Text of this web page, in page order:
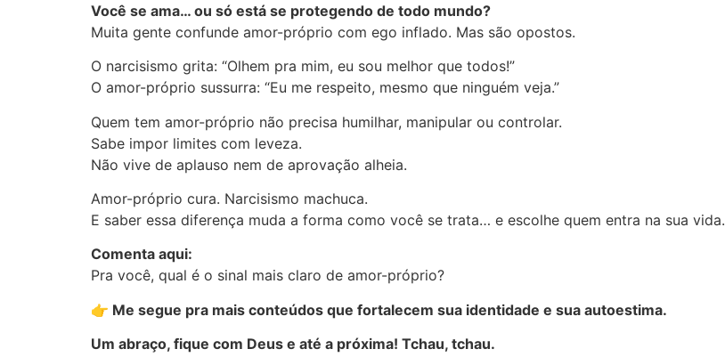
Você se ama… ou só está se protegendo de todo mundo?
Muita gente confunde amor-próprio com ego inflado. Mas são opostos.
O narcisismo grita: “Olhem pra mim, eu sou melhor que todos!”
O amor-próprio sussurra: “Eu me respeito, mesmo que ninguém veja.”
Quem tem amor-próprio não precisa humilhar, manipular ou controlar.
Sabe impor limites com leveza.
Não vive de aplauso nem de aprovação alheia.
Amor-próprio cura. Narcisismo machuca.
E saber essa diferença muda a forma como você se trata… e escolhe quem entra na sua vida.
Comenta aqui:
Pra você, qual é o sinal mais claro de amor-próprio?
👉 Me segue pra mais conteúdos que fortalecem sua identidade e sua autoestima.
Um abraço, fique com Deus e até a próxima! Tchau, tchau.